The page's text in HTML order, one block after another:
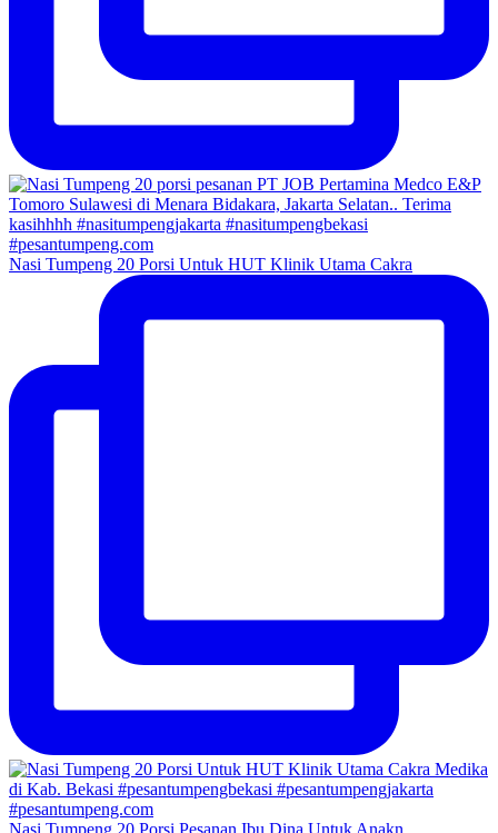
Nasi Tumpeng 20 Porsi Untuk HUT Klinik Utama Cakra
Nasi Tumpeng 20 Porsi Pesanan Ibu Dina Untuk Anakn